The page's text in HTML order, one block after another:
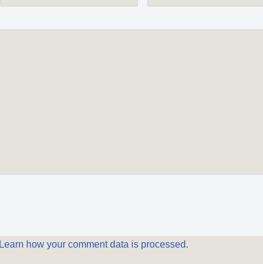
Learn how your comment data is processed.